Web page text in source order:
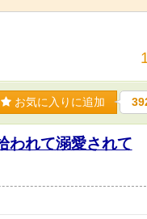
お気に入りに追加
われて溺愛されて